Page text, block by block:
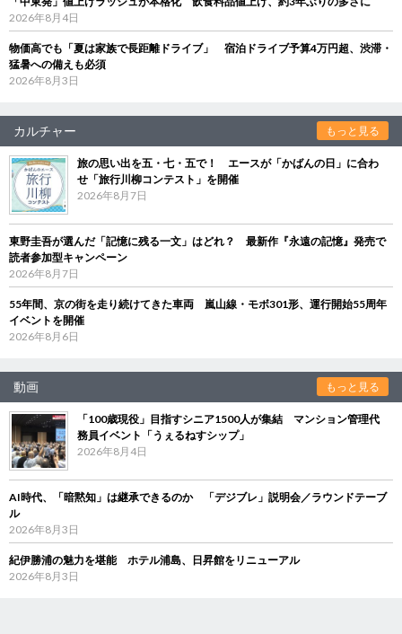
2026年8月4日
物価高でも「夏は家族で長距離ドライブ」 宿泊ドライブ予算4万円超、渋滞・
猛暑への備えも必須
2026年8月3日
カルチャー もっと見る
旅の思い出を五・七・五で！ エースが「かばんの日」に合わ
せ「旅行川柳コンテスト」を開催
2026年8月7日
東野圭吾が選んだ「記憶に残る一文」はどれ？ 最新作『永遠の記憶』発売で
読者参加型キャンペーン
2026年8月7日
55年間、京の街を走り続けてきた車両 嵐山線・モボ301形、運行開始55周年
イベントを開催
2026年8月6日
動画 もっと見る
「100歳現役」目指すシニア1500人が集結 マンション管理代
務員イベント「うぇるねすシップ」
2026年8月4日
AI時代、「暗黙知」は継承できるのか 「デジブレ」説明会／ラウンドテーブ
ル
2026年8月3日
紀伊勝浦の魅力を堪能 ホテル浦島、日昇館をリニューアル
2026年8月3日